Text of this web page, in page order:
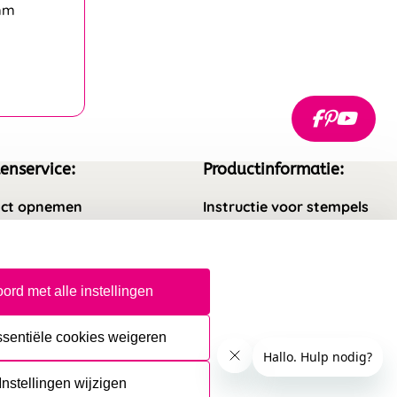
opnemen
Productinformatie:
Instructie voor stempels
Safety Sheets
met alle instellingen
cookies weigeren
wijzigen